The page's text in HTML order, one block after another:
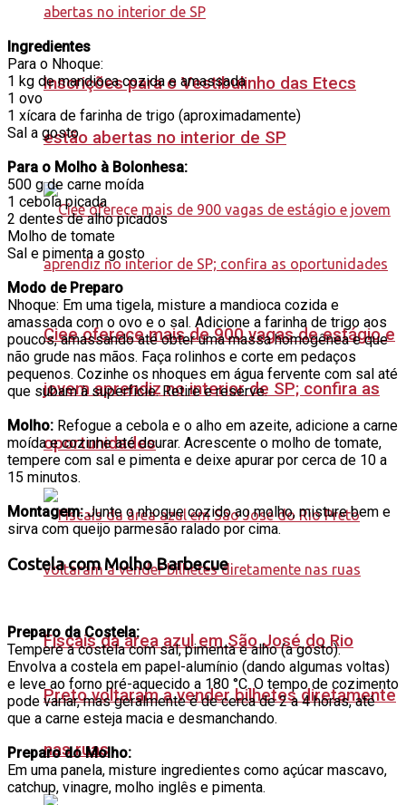
Inscrições para o Vestibulinho das Etecs
estão abertas no interior de SP
Ciee oferece mais de 900 vagas de estágio e
jovem aprendiz no interior de SP; confira as
oportunidades
Fiscais da área azul em São José do Rio
Preto voltaram a vender bilhetes diretamente
nas ruas
Ingredientes
Para o Nhoque:
1 kg de mandioca cozida e amassada
1 ovo
1 xícara de farinha de trigo (aproximadamente)
Sal a gosto
Para o Molho à Bolonhesa:
500 g de carne moída
1 cebola picada
2 dentes de alho picados
Molho de tomate
Sal e pimenta a gosto
Modo de Preparo
Nhoque: Em uma tigela, misture a mandioca cozida e
amassada com o ovo e o sal. Adicione a farinha de trigo aos
poucos, amassando até obter uma massa homogênea e que
não grude nas mãos. Faça rolinhos e corte em pedaços
pequenos. Cozinhe os nhoques em água fervente com sal até
que subam à superfície. Retire e reserve.
Molho: Refogue a cebola e o alho em azeite, adicione a carne
moída e cozinhe até dourar. Acrescente o molho de tomate,
tempere com sal e pimenta e deixe apurar por cerca de 10 a
15 minutos.
Montagem:Junte o nhoque cozido ao molho, misture bem e
sirva com queijo parmesão ralado por cima.
Costela com Molho Barbecue
Preparo da Costela:
Tempere a costela com sal, pimenta e alho (a gosto).
Envolva a costela em papel-alumínio (dando algumas voltas)
e leve ao forno pré-aquecido a 180 °C. O tempo de cozimento
pode variar, mas geralmente é de cerca de 2 a 4 horas, até
que a carne esteja macia e desmanchando.
Preparo do Molho:
Em uma panela, misture ingredientes como açúcar mascavo,
catchup, vinagre, molho inglês e pimenta.